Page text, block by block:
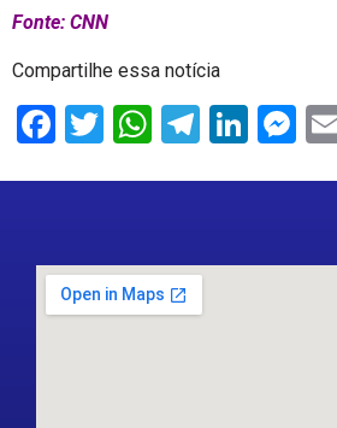
Fonte: CNN
Compartilhe essa notícia
Facebook
Twitter
WhatsApp